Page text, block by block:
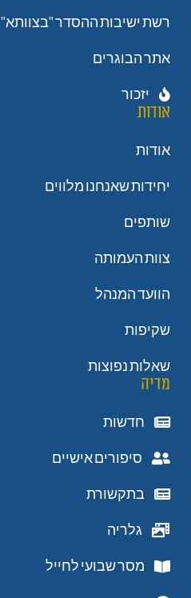
רשת ישיבות ההסדר "בצוותא"
אתר הבוגרים
יזכור
אודות
אודות
יחידות שאנחנו מלווים
שותפים
צוות העמותה
הוועד המנהל
שקיפות
שאלות נפוצות
מדיה
חדשות
סיפורים אישיים
בתקשורת
גלריה
מסר שבועי לחייל